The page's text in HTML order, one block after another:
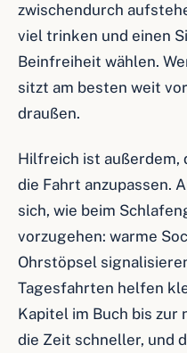
zwischendurch
viel trinken und einen
Beinfreiheit wählen.
sitzt am besten weit
draußen.
Hilfreich ist außerdem,
die Fahrt anzupassen.
sich, wie beim
vorzugehen: warme
Ohrstöpsel
Tagesfahrten helfen
Kapitel im Buch bis zur
die Zeit schneller, und